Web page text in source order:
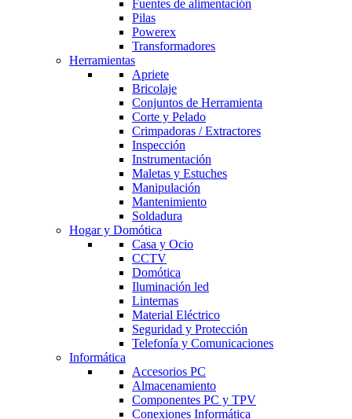
Fuentes de alimentación
Pilas
Powerex
Transformadores
Herramientas
Apriete
Bricolaje
Conjuntos de Herramienta
Corte y Pelado
Crimpadoras / Extractores
Inspección
Instrumentación
Maletas y Estuches
Manipulación
Mantenimiento
Soldadura
Hogar y Domótica
Casa y Ocio
CCTV
Domótica
Iluminación led
Linternas
Material Eléctrico
Seguridad y Protección
Telefonía y Comunicaciones
Informática
Accesorios PC
Almacenamiento
Componentes PC y TPV
Conexiones Informática